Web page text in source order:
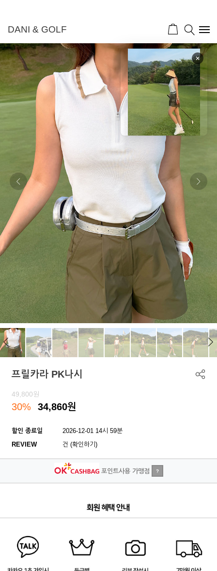
DANI & GOLF
프릴카라 PK나시
49,800원
30% 34,860원
할인 종료일
2026-12-01 14시 59분
REVIEW
건 (확인하기)
포인트사용 가맹점 ?